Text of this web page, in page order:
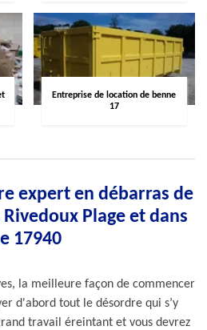
Entreprise de location de benne
17
expert en débarras de
Plage et dans
le 17940
la meilleure façon de commencer
d'abord tout le désordre qui s’y
travail éreintant et vous devrez